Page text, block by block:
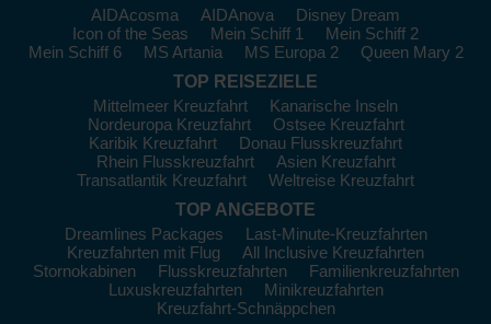
unter anderem für seine maritime Geschichte und die
herrlichen Strände bekannt ist. Hier können Sie das National
Maritime Museum besuchen oder eine Bootstour in der
Umgebung unternehmen.
Bordeaux, Frankreich:Berühmt für seine Weinproduktion,
lädt Bordeaux dazu ein, verschiedene Weingüter und
Weinkeller zu besichtigen. Schlendern Sie durch die eleganten
Boulevards und genießen Sie die exquisite Küche in einem der
hervorragenden Restaurants.
Deutschland :Eine lebendige Stadt, bekannt für
ihre Reeperbahn und Altstadt. Nutzen Sie die Gelegenheit, um
die ikonische Speicherstadt zu besuchen oder eine
Hafenrundfahrt zu unternehmen.
Zeebrugge, Belgien:Schmecken Sie belgische
AIDAcosma
AIDAnova
Disney Dream
Icon of the Seas
Mein Schiff 1
Mein Schiff 2
Mein Schiff 6
MS Artania MS Europa 2
Queen Mary 2
TOP REISEZIELE
Mittelmeer Kreuzfahrt
Kanarische Inseln
Nordeuropa Kreuzfahrt
Ostsee Kreuzfahrt
Karibik Kreuzfahrt
Donau Flusskreuzfahrt
Rhein Flusskreuzfahrt
Asien Kreuzfahrt
Transatlantik Kreuzfahrt
Weltreise Kreuzfahrt
TOP ANGEBOTE
Dreamlines Packages
Last-Minute-Kreuzfahrten
Kreuzfahrten mit Flug
All Inclusive Kreuzfahrten
Stornokabinen
Flusskreuzfahrten
Familienkreuzfahrten
Luxuskreuzfahrten
Minikreuzfahrten
Kreuzfahrt-Schnäppchen